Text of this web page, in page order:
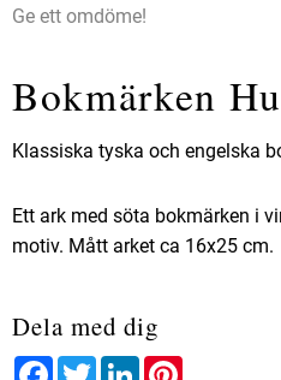
Ge ett omdöme!
Bokmärken
Klassiska tyska och engelska
Ett ark med söta bokmärken i
motiv. Mått arket ca 16x25 cm.
Dela med dig
FacebookTwitterLinkedIn